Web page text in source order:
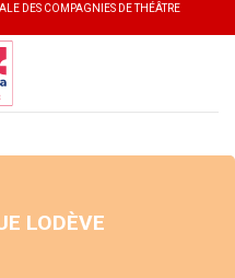
DES COMPAGNIES DE THÉÂTRE
LODÈVE